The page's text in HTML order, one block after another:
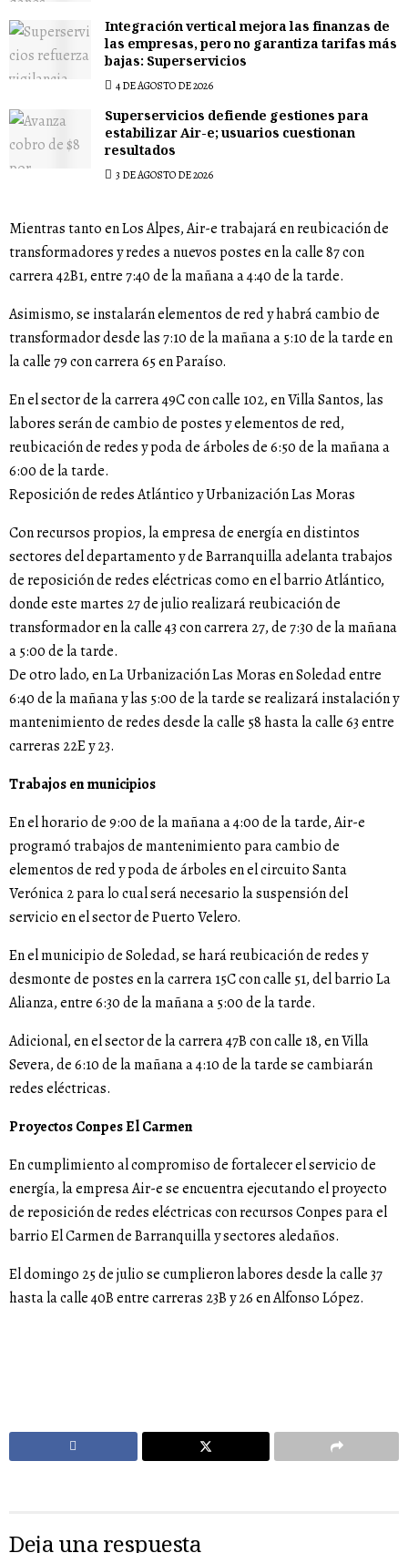
Integración vertical mejora las finanzas de
las empresas, pero no garantiza tarifas más
bajas: Superservicios
4 DE AGOSTO DE 2026
Superservicios defiende gestiones para
estabilizar Air-e; usuarios cuestionan
resultados
3 DE AGOSTO DE 2026
Mientras tanto en Los Alpes, Air-e trabajará en reubicación de
transformadores y redes a nuevos postes en la calle 87 con
carrera 42B1, entre 7:40 de la mañana a 4:40 de la tarde.
Asimismo, se instalarán elementos de red y habrá cambio de
transformador desde las 7:10 de la mañana a 5:10 de la tarde en
la calle 79 con carrera 65 en Paraíso.
En el sector de la carrera 49C con calle 102, en Villa Santos, las
labores serán de cambio de postes y elementos de red,
reubicación de redes y poda de árboles de 6:50 de la mañana a
6:00 de la tarde.
Reposición de redes Atlántico y Urbanización Las Moras
Con recursos propios, la empresa de energía en distintos
sectores del departamento y de Barranquilla adelanta trabajos
de reposición de redes eléctricas como en el barrio Atlántico,
donde este martes 27 de julio realizará reubicación de
transformador en la calle 43 con carrera 27, de 7:30 de la mañana
a 5:00 de la tarde.
De otro lado, en La Urbanización Las Moras en Soledad entre
6:40 de la mañana y las 5:00 de la tarde se realizará instalación y
mantenimiento de redes desde la calle 58 hasta la calle 63 entre
carreras 22E y 23.
Trabajos en municipios
En el horario de 9:00 de la mañana a 4:00 de la tarde, Air-e
programó trabajos de mantenimiento para cambio de
elementos de red y poda de árboles en el circuito Santa
Verónica 2 para lo cual será necesario la suspensión del
servicio en el sector de Puerto Velero.
En el municipio de Soledad, se hará reubicación de redes y
desmonte de postes en la carrera 15C con calle 51, del barrio La
Alianza, entre 6:30 de la mañana a 5:00 de la tarde.
Adicional, en el sector de la carrera 47B con calle 18, en Villa
Severa, de 6:10 de la mañana a 4:10 de la tarde se cambiarán
redes eléctricas.
Proyectos Conpes El Carmen
En cumplimiento al compromiso de fortalecer el servicio de
energía, la empresa Air-e se encuentra ejecutando el proyecto
de reposición de redes eléctricas con recursos Conpes para el
barrio El Carmen de Barranquilla y sectores aledaños.
El domingo 25 de julio se cumplieron labores desde la calle 37
hasta la calle 40B entre carreras 23B y 26 en Alfonso López.